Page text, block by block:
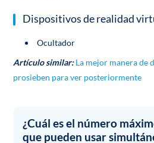
Dispositivos de realidad
Ocultador
Artículo similar:La mejor manera de
prosieben para ver posteriormente
¿Cuál es el número
que pueden usar